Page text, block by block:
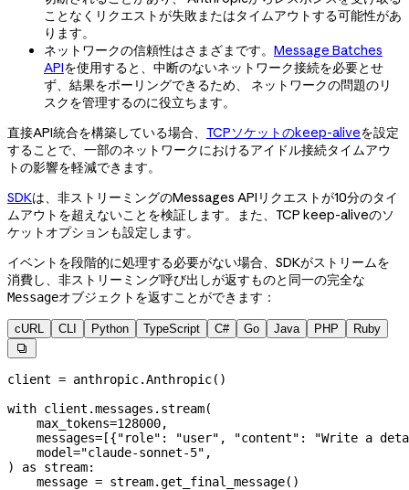
ことなくリクエストが失敗またはタイムアウトする可能性があ
ります。
ネットワークの信頼性はさまざまです。 Message Batches
APIを使用すると、中断のないネットワーク接続を必要とせ
ず、結果をポーリングできるため、 ネットワークの問題のリ
スクを管理するのに役立ちます。
直接API統合を構築している場合、 TCPソケットのkeep-aliveを設定
することで、一部のネットワークにおけるアイドル接続タイムアウ
トの影響を軽減できます。
SDKは、非ストリーミングのMessages APIリクエストが10分のタイ
ムアウトを超えないことを検証します。また、TCP keep-aliveのソ
ケットオプションも設定します。
イベントを段階的に処理する必要がない場合、SDKがストリームを
消費し、非ストリーミング呼び出しが返すものと同一の完全な
Messageオブジェクトを返すことができます：
cURL CLI Python TypeScript C# Go Java PHP Ruby

client = anthropic.Anthropic()
with client.messages.stream(
    max_tokens
=128000,
    messages
= [{"role" : "user" , "content" :
"Write a
    model
="claude-sonnet-5" ,
) as stream:
    message
= stream.get_final_message()